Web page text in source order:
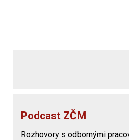
Podcast ZČM
Rozhovory s odbornými